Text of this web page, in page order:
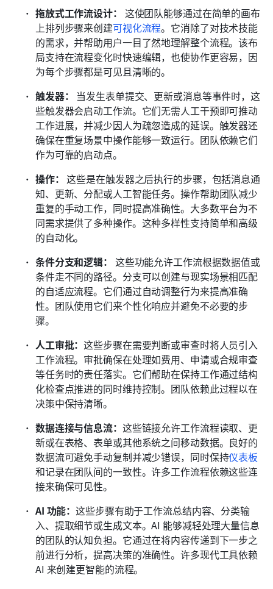
拖放式工作流设计： 这使团队能够通过在简单的画布
上排列步骤来创建可视化流程。它消除了对技术技能
的需求，并帮助用户一目了然地理解整个流程。该布
局支持在流程变化时快速编辑，也使协作更容易，因
为每个步骤都是可见且清晰的。
触发器：
当发生表单提交、更新或消息等事件时，这
些触发器会启动工作流。它们无需人工干预即可推动
工作进展，并减少因人为疏忽造成的延误。触发器还
确保在重复场景中操作能够一致运行。团队依赖它们
作为可靠的启动点。
操作： 这些是在触发器之后执行的步骤，包括消息通
知、更新、分配或人工智能任务。操作帮助团队减少
重复的手动工作，同时提高准确性。大多数平台为不
同需求提供了多种操作。这种多样性支持简单和高级
的自动化。
条件分支和逻辑： 这些功能允许工作流根据数据值或
条件走不同的路径。分支可以创建与现实场景相匹配
的自适应流程。它们通过自动调整行为来提高准确
性。团队使用它们来个性化响应并避免不必要的步
骤。
人工审批：这些步骤在需要判断或审查时将人员引入
工作流程。审批确保在处理如费用、申请或合规审查
等任务时的责任落实。它们帮助在保持工作通过结构
化检查点推进的同时维持控制。团队依赖此过程以在
决策中保持清晰。
数据连接与信息流： 这些链接允许工作流程读取、更
新或在表格、表单或其他系统之间移动数据。良好的
数据流可避免手动复制并减少错误，同时保持仪表板
和记录在团队间的一致性。许多工作流程依赖这些连
接来确保可见性。
AI 功能：这些步骤有助于工作流总结内容、分类输
入、提取细节或生成文本。AI 能够减轻处理大量信息
的团队的认知负担。它通过在将内容传递到下一步之
前进行分析，提高决策的准确性。许多现代工具依赖
AI 来创建更智能的流程。